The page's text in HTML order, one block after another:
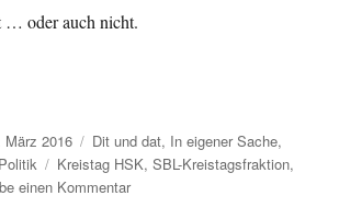
… oder auch nicht.
März 2016 Kategorien
Dit und dat, In eigener Sache,
Politik Schlagwörter
Kreistag HSK,SBL-Kreistagsfraktion,
einen Kommentarzu